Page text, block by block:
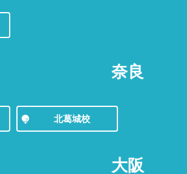
奈良
北葛城校
大阪